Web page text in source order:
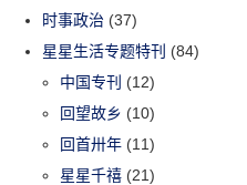
时事政治 (37)
星星生活专题特刊 (84)
中国专刊 (12)
回望故乡 (10)
回首卅年 (11)
星星千禧 (21)